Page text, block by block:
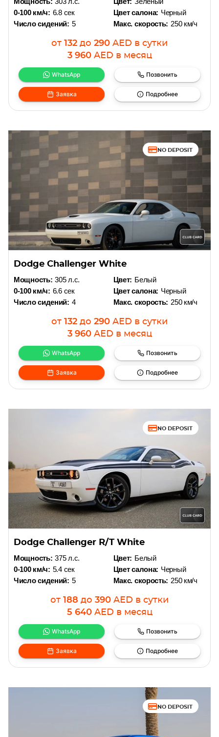
0-100 км/ч: 6.8 сек
Число сидений: 5
Цвет салона: Черный
Макс. скорость: 250 км/ч
от 132 до 290 AED в сутки
3 960 AED в месяц
WhatsApp Позвонить
Заявка Подробнее
NO DEPOSIT
Dodge Challenger White
Мощность: 305 л.с.
0-100 км/ч: 6.6 сек
Число сидений: 4
Цвет: Белый
Цвет салона: Черный
Макс. скорость: 250 км/ч
от 132 до 290 AED в сутки
3 960 AED в месяц
WhatsApp Позвонить
Заявка Подробнее
NO DEPOSIT
Dodge Challenger R/T White
Мощность: 375 л.с.
0-100 км/ч: 5.4 сек
Число сидений: 5
Цвет: Белый
Цвет салона: Черный
Макс. скорость: 250 км/ч
от 188 до 390 AED в сутки
5 640 AED в месяц
WhatsApp Позвонить
Заявка Подробнее
NO DEPOSIT